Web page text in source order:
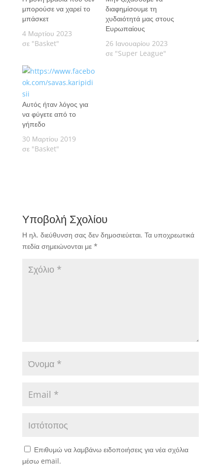
μπορούσε να χαρεί το
μπάσκετ
4 Μαρτίου 2023
σε "Basket"
διαφημίσουμε τη
χυδαιότητά μας στους
Ευρωπαίους
26 Ιανουαρίου 2023
σε "Super League"
Αυτός ήταν λόγος για
να φύγετε από το
γήπεδο
30 Μαρτίου 2019
σε "Basket"
Υποβολή Σχολίου
Η ηλ. διεύθυνση σας δεν δημοσιεύεται. Τα υποχρεωτικά
πεδία σημειώνονται με *
Επιθυμώ να λαμβάνω ειδοποιήσεις για νέα σχόλια
μέσω email.